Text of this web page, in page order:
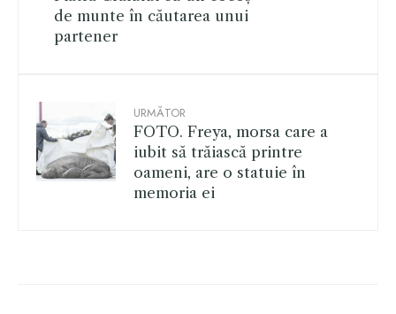
de munte în căutarea unui
partener
URMĂTOR
FOTO. Freya, morsa care a
iubit să trăiască printre
oameni, are o statuie în
memoria ei